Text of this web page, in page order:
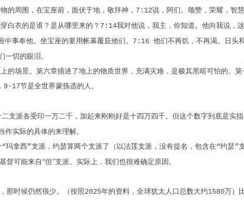
的周围，在宝座前，面伏于地，敬拜神， 7:12说，阿们。颂赞，荣耀，智
白衣的是谁？是从哪里来的？ 7:14我对他说，我主，你知道。他向我说，
事奉他。坐宝座的要用帐幕覆庇他们。 7:16 他们不再饥，不再渴。日头
切的眼泪。
的场景。第六章描述了地上的物质世界，充满灾难，是极其黑暗可怕的。
9-17节是全世界蒙拣选的人。
支派各受印一万二千，加起来刚刚好是十四万四千。但这个数字到底是实
实际的具体的来理解。
“玛拿西”支派，约瑟算两个支派了（以法莲支派，没有提名，包含在“约瑟”
可能来自“但”支派。实际上，我们也很难确定原因。
那时候仍然很少。（按照2025年的资料，全球犹太人口总数大约1580万）